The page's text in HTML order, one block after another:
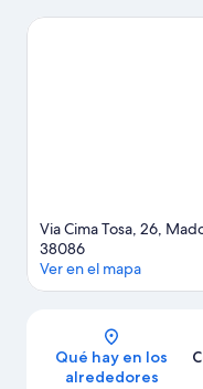
Karting sobre Hielo.
Via Cima Tosa, 26,
38086
Ver en el mapa
Qué hay en los
alrededores